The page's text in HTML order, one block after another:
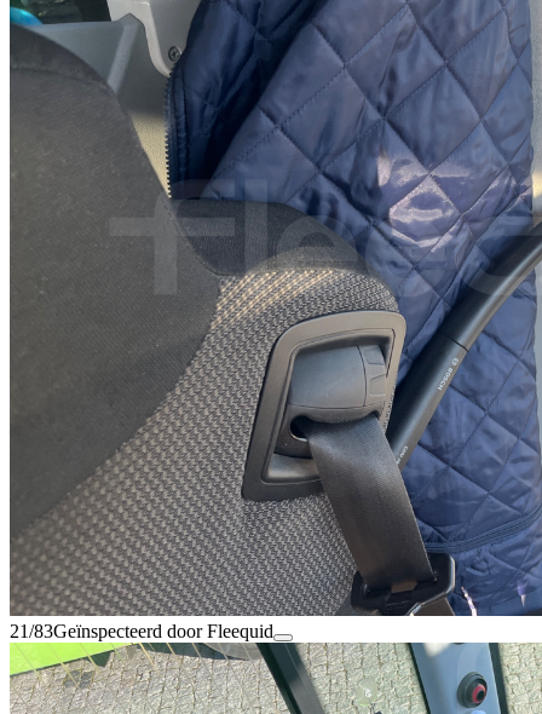
21/83Geïnspecteerd door Fleequid